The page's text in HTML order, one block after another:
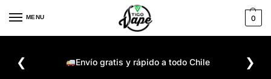
MENU 0
❮ Envío gratis y rápido a todo Chile ❯